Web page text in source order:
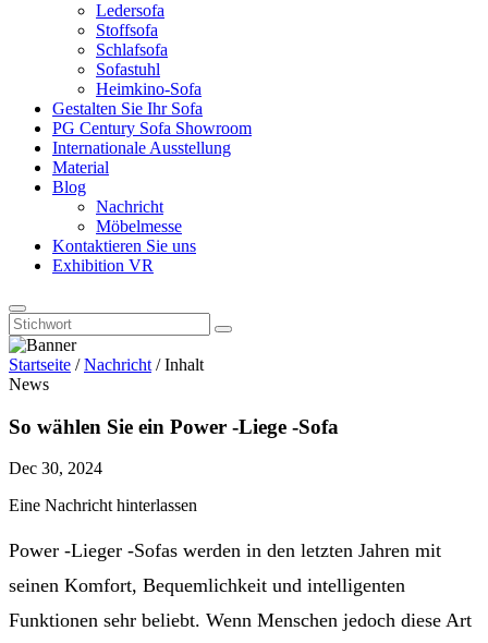
Ledersofa
Stoffsofa
Schlafsofa
Sofastuhl
Heimkino-Sofa
Gestalten Sie Ihr Sofa
PG Century Sofa Showroom
Internationale Ausstellung
Material
Blog
Nachricht
Möbelmesse
Kontaktieren Sie uns
Exhibition VR
Startseite /Nachricht /Inhalt
News
So wählen Sie ein Power -Liege -Sofa
Dec 30, 2024
Eine Nachricht hinterlassen
Power -Lieger -Sofas werden in den letzten Jahren mit
seinen Komfort, Bequemlichkeit und intelligenten
Funktionen sehr beliebt. Wenn Menschen jedoch diese Art